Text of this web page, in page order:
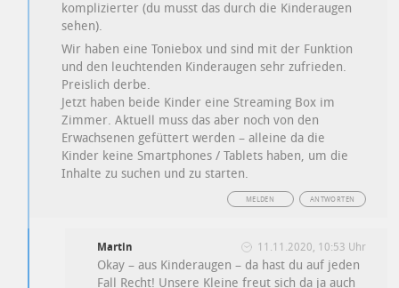
komplizierter (du musst das durch die Kinderaugen
sehen).
Wir haben eine Toniebox und sind mit der Funktion
und den leuchtenden Kinderaugen sehr zufrieden.
Preislich derbe.
Jetzt haben beide Kinder eine Streaming Box im
Zimmer. Aktuell muss das aber noch von den
Erwachsenen gefüttert werden – alleine da die
Kinder keine Smartphones / Tablets haben, um die
Inhalte zu suchen und zu starten.
ANTWORTEN
MELDEN
Martin 11.11.2020, 10:53 Uhr
Okay – aus Kinderaugen – da hast du auf jeden
Fall Recht! Unsere Kleine freut sich da ja auch